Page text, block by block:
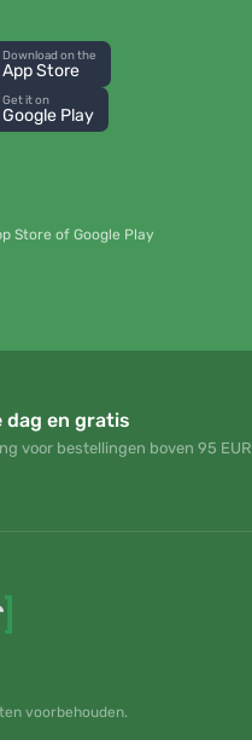
Download on the
App Store
Get it on
Google Play
Store of Google Play
dag en gratis
voor bestellingen boven 95 EUR
voorbehouden.